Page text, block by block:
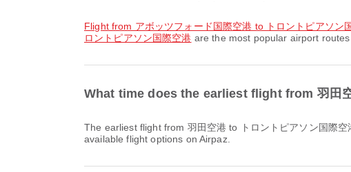
flight from アボッツフォード国際空港 to トロントピアソン
ロントピアソン国際空港 are the most popular airport
What time does the earliest flight from 羽田
The earliest flight from 羽田空港 to トロントピアソン国際空港 with 全日本空輸 / All Nippon Airways departs at 18:05. You can find this schedule and compare other
available flight options on Airpaz.